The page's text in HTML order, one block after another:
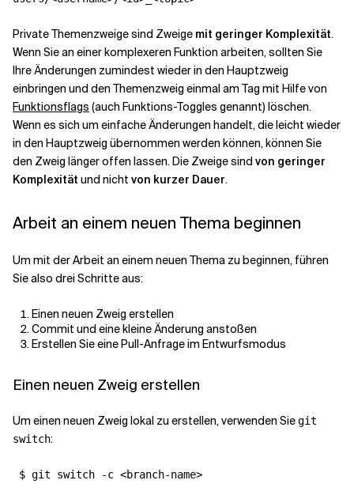
Private Themenzweige sind Zweige mit geringer Komplexität.
Wenn Sie an einer komplexeren Funktion arbeiten, sollten Sie
Ihre Änderungen zumindest wieder in den Hauptzweig
einbringen und den Themenzweig einmal am Tag mit Hilfe von
Funktionsflags (auch Funktions-Toggles genannt) löschen.
Wenn es sich um einfache Änderungen handelt, die leicht wieder
in den Hauptzweig übernommen werden können, können Sie
den Zweig länger offen lassen. Die Zweige sind von geringer
Komplexität und nicht von kurzer Dauer.
Arbeit an einem neuen Thema beginnen
Um mit der Arbeit an einem neuen Thema zu beginnen, führen
Sie also drei Schritte aus:
Einen neuen Zweig erstellen
Commit und eine kleine Änderung anstoßen
Erstellen Sie eine Pull-Anfrage im Entwurfsmodus
Einen neuen Zweig erstellen
Um einen neuen Zweig lokal zu erstellen, verwenden Siegit
switch:
$ git switch -c <branch-name>